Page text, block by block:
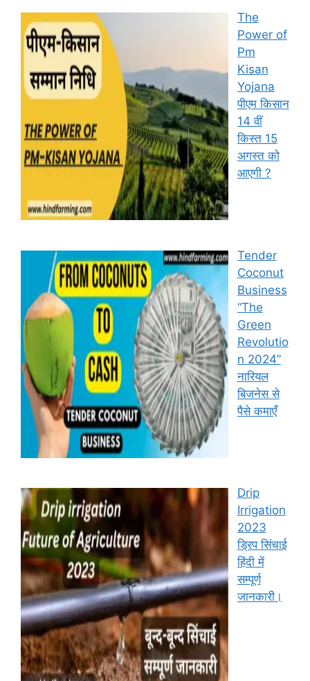
The
Power of
Pm
Kisan
Yojana
पीएम किसान
14 वीं
किस्त 15
अगस्त को
आएगी ?
Tender
Coconut
Business
“The
Green
Revolutio
n 2024”
नारियल
बिजनेस से
पैसे कमाएँ
Drip
Irrigation
2023
ड्रिप सिंचाई
हिंदी में
सम्पूर्ण
जानकारी।